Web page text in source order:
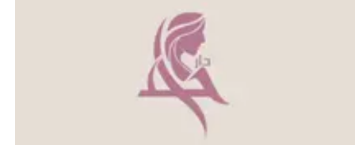
أفضل الحنة للسيدات في